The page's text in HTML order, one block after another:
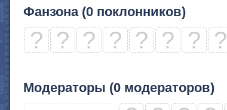
Фанзона (0 поклонников)
? ? ? ? ? ? ? ?
Модераторы (0 модераторов)